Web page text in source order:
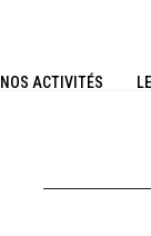
NOS ACTIVITÉS